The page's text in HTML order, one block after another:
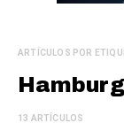
ARTÍCULOS POR
13 ARTÍCULOS